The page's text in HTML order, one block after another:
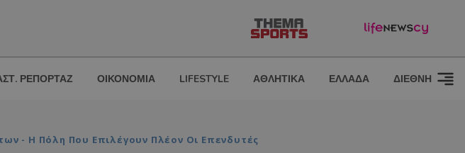
ΡΕΠΟΡΤΑΖ ΟΙΚΟΝΟΜΙΑ LIFESTYLE ΑΘΛΗΤΙΚΑ ΕΛΛΑΔΑ ΔΙΕΘΝΗ
- Η Πόλη Που Επιλέγουν Πλέον Οι Επενδυτές